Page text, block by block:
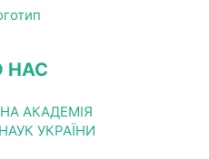
НАС
АКАДЕМІЯ
УКРАЇНИ